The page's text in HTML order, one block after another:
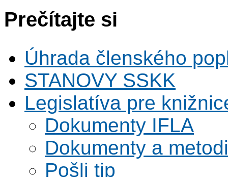
Prečítajte si
Úhrada členského
STANOVY SSKK
Legislatíva pre
Dokumenty IFLA
Dokumenty a
Pošli tip